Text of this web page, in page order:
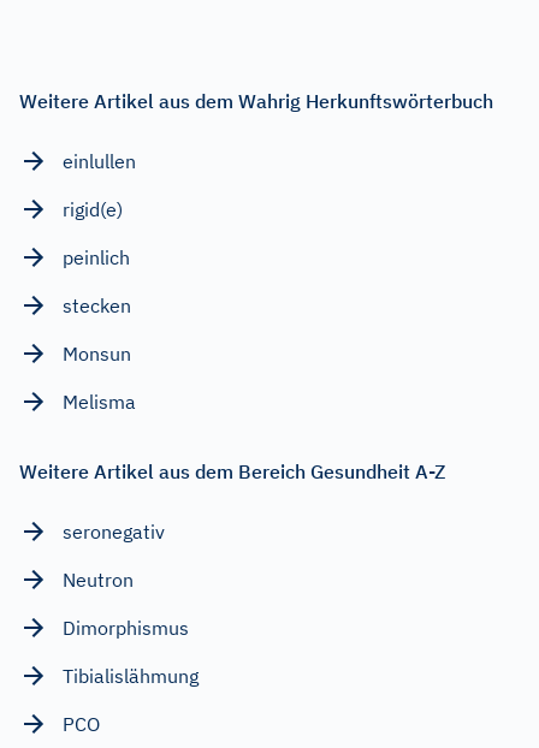
Weitere Artikel aus dem Wahrig Herkunftswörterbuch
einlullen
rigid(e)
peinlich
stecken
Monsun
Melisma
Weitere Artikel aus dem Bereich Gesundheit A-Z
seronegativ
Neutron
Dimorphismus
Tibialislähmung
PCO